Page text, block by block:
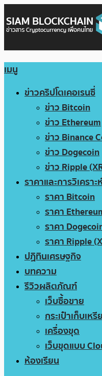
เมนู
ข่าวคริปโตเคอเรนซี่
ข่าว Bitcoin
ข่าว Ethereum
ข่าว Binance
ข่าว Dogecoin
ข่าว Ripple
ราคาและการวิเคราะ
ราคา Bitcoin
ราคา
ราคา
ราคา Ripple
ปฏิทินเศรษฐกิจ
บทความ
รีวิวผลิตภัณฑ์
เว็บซื้อขาย
กระเป๋าเก็บเห
เครื่องขุด
เว็บขุดแบบ
ห้องเรียน